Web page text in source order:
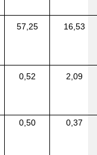
57,25 16,53
0,52 2,09
0,50 0,37